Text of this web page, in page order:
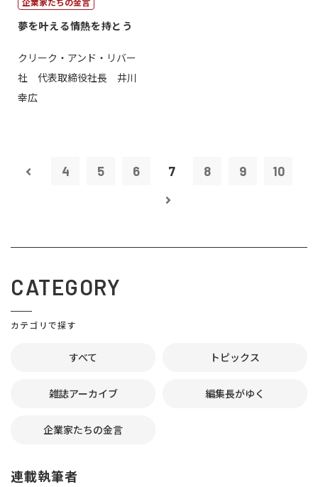
夢を叶える情熱を持とう
クリーク・アンド・リバー
社 代表取締役社長 井川
幸広
4 5 6 7 8 9 10
CATEGORY
カテゴリで探す
すべて トピックス
雑誌アーカイブ 編集長がゆく
企業家たちの金言
連載執筆者